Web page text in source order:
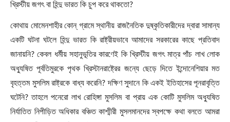
খ্রিস্টীয় জগৎ বা হিন্দু ভারত কি চুপ করে থাকতো?
কোথায় মোমেনশাহীর কোন্ গ্রামে স্থানীয় রাজনৈতিক দুষ্কৃতিকারীদের দ্বারা সামান্য
একটি ঘটনা ঘটলে হিন্দু ভারত কি রাষ্ট্রীয়ভাবে আমাদের সরকারের কাছে প্রতিবাদ
জানায়নি?কেবল ধর্মীয় সহানুভূতির কারণেই কি খ্রিস্টীয় জগৎ মাত্র পাঁচ লাখ লোক
অধ্যুষিত পূর্বতিমুরকে পৃথক খ্রিস্টানরাষ্ট্রের জন্যে ছেড়ে দিতে ইন্দোনেশিয়ার মত
বৃহত্তম মুসলিম রাষ্ট্রকে বাধ্য করেনি?দক্ষিণ সুদানে কি একই ইতিহাসের পূনরাবৃত্তি
ঘটেনি?তাহলে পনেরো লাখ রোহিঙ্গা মুসলিম বা প্রায় এক কোটি মুসলিম অধ্যুষিত
নির্যাতিত নিপীড়িত অধিকার বঞ্চিত কাশ্মীরী মুসলমানদের স্বপক্ষে কথা বলতে আমরা